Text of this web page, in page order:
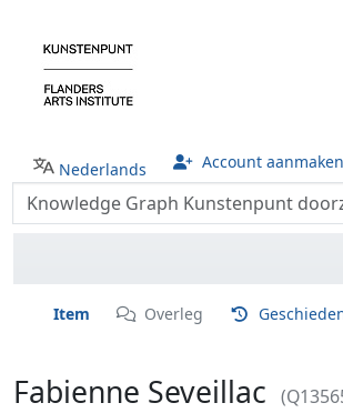
Nederlands Account aanmaken
Item Overleg
Fabienne Seveillac